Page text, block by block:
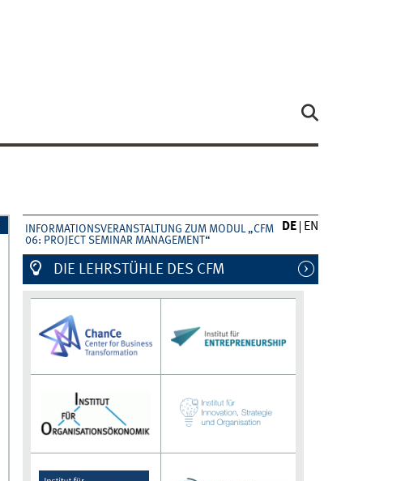
DE EN
INFORMATIONSVERANSTALTUNG ZUM MODUL „CFM
06: PROJECT SEMINAR MANAGEMENT“
DIE LEHRSTÜHLE DES CFM